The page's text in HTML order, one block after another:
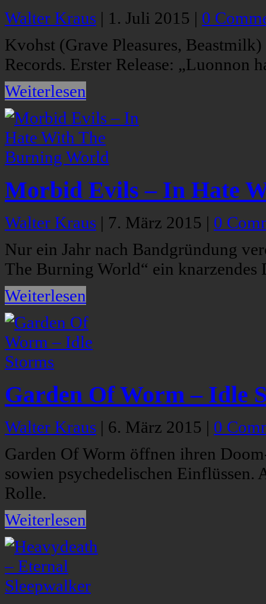
Walter Kraus | 1. Juli 2015 | 0
Kvohst (Grave Pleasures,
Records. Erster Release: „Luonnon
Weiterlesen
Morbid Evils – In Hate
Walter Kraus | 7. März 2015 | 0
Nur ein Jahr nach Bandgründung
The Burning World“ ein
Weiterlesen
Garden Of Worm – Idle
Walter Kraus | 6. März 2015 | 0
Garden Of Worm öffnen ihren
sowien psychedelischen
Rolle.
Weiterlesen